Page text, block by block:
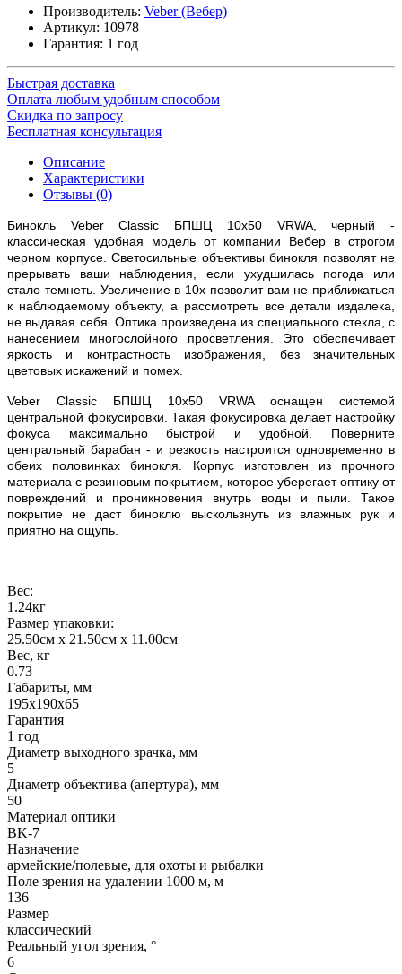
Производитель: Veber (Вебер)
Артикул: 10978
Гарантия: 1 год
Быстрая доставка
Оплата любым удобным способом
Скидка по запросу
Бесплатная консультация
Описание
Характеристики
Отзывы (0)
Бинокль Veber Classic БПШЦ 10х50 VRWA, черный -
классическая удобная модель от компании Вебер в строгом
черном корпусе. Светосильные объективы бинокля позволят не
прерывать ваши наблюдения, если ухудшилась погода или
стало темнеть. Увеличение в 10х позволит вам не приближаться
к наблюдаемому объекту, а рассмотреть все детали издалека,
не выдавая себя. Оптика произведена из специального стекла, с
нанесением многослойного просветления. Это обеспечивает
яркость и контрастность изображения, без значительных
цветовых искажений и помех.
Veber Classic БПШЦ 10х50 VRWA оснащен системой
центральной фокусировки. Такая фокусировка делает настройку
фокуса максимально быстрой и удобной. Поверните
центральный барабан - и резкость настроится одновременно в
обеих половинках бинокля. Корпус изготовлен из прочного
материала с резиновым покрытием, которое уберегает оптику от
повреждений и проникновения внутрь воды и пыли. Такое
покрытие не даст биноклю выскользнуть из влажных рук и
приятно на ощупь.
Вес:
1.24кг
Размер упаковки:
25.50см x 21.50см x 11.00см
Вес, кг
0.73
Габариты, мм
195x190x65
Гарантия
1 год
Диаметр выходного зрачка, мм
5
Диаметр объектива (апертура), мм
50
Материал оптики
BK-7
Назначение
армейские/полевые, для охоты и рыбалки
Поле зрения на удалении 1000 м, м
136
Размер
классический
Реальный угол зрения, °
6